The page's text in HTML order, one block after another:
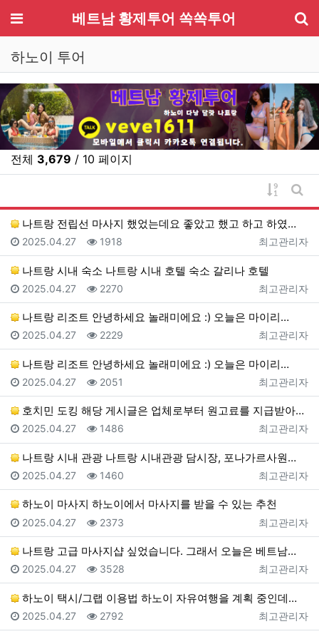
메뉴 베트남 황제투어 쏙쏙투어
하노이 투어
전체 3,679 / 10 페이지
게시물
게
나트랑 전립선 마사지 했었는데요 좋았고 했고 하고 하였…
등록자
최고관리자
등록일
2025.04.27 조회
1918
나트랑 시내 숙소 나트랑 시내 호텔 숙소 갈리나 호텔
등록자
최고관리자
등록일
2025.04.27 조회
2270
나트랑 리조트 안녕하세요 놀래미에요 :) 오늘은 마이리…
등록자
최고관리자
등록일
2025.04.27 조회
2229
나트랑 리조트 안녕하세요 놀래미에요 :) 오늘은 마이리…
등록자
최고관리자
등록일
2025.04.27 조회
2051
호치민 도킹 해당 게시글은 업체로부터 원고료를 지급받아…
등록자
최고관리자
등록일
2025.04.27 조회
1486
나트랑 시내 관광 나트랑 시내관광 담시장, 포나가르사원…
등록자
최고관리자
등록일
2025.04.27 조회
1460
하노이 마사지 하노이에서 마사지를 받을 수 있는 추천
등록자
최고관리자
등록일
2025.04.27 조회
2373
나트랑 고급 마사지샵 싶었습니다. 그래서 오늘은 베트남…
등록자
최고관리자
등록일
2025.04.27 조회
3528
하노이 택시/그랩 이용법 하노이 자유여행을 계획 중인데…
등록자
최고관리자
등록일
2025.04.27 조회
2792